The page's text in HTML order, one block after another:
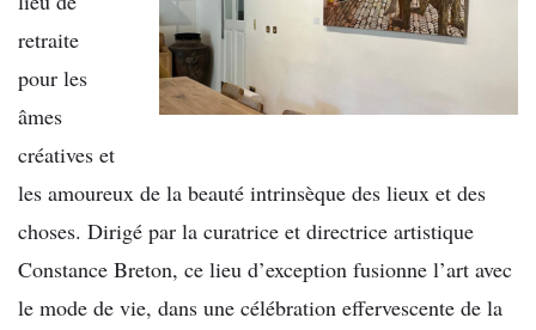
retraite
pour les
âmes
créatives et
les amoureux de la beauté intrinsèque des lieux et des
choses. Dirigé par la curatrice et directrice artistique
Constance Breton, ce lieu d’exception fusionne l’art avec
le mode de vie, dans une célébration effervescente de la